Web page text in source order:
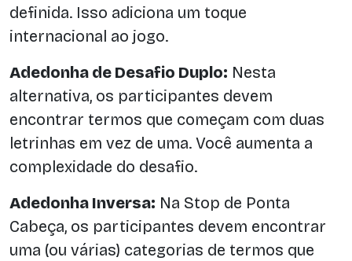
definida. Isso adiciona um toque
internacional ao jogo.
Adedonha de Desafio Duplo: Nesta
alternativa, os participantes devem
encontrar termos que começam com duas
letrinhas em vez de uma. Você aumenta a
complexidade do desafio.
Adedonha Inversa: Na Stop de Ponta
Cabeça, os participantes devem encontrar
uma (ou várias) categorias de termos que